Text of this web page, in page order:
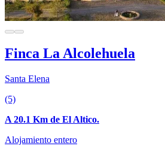
Finca La Alcolehuela
Santa Elena
(5)
A 20.1 Km de El Altico.
Alojamiento entero